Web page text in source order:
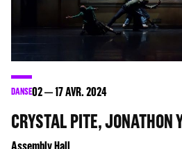
DANSE02 17AVR. 2024
CRYSTAL PITE, JONATHON